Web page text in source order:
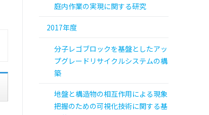
庭内作業の実現に関する研究
2017年度
分子レゴブロックを基盤としたアッ
プグレードリサイクルシステムの構
築
地盤と構造物の相互作用による現象
把握のための可視化技術に関する基